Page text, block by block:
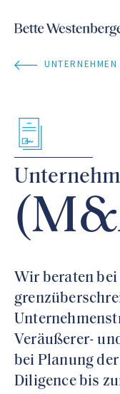
Wir beraten
Veräußerer-
bei Planung
Diligence bis